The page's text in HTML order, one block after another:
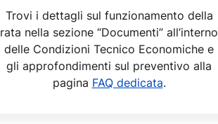
Trovi i dettagli sul funzionamento della
rata nella sezione “Documenti” all’interno
delle Condizioni Tecnico Economiche e
gli approfondimenti sul preventivo alla
pagina FAQ dedicata.